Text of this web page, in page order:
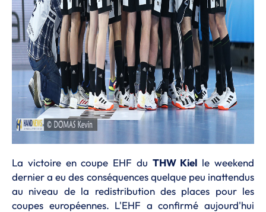
La victoire en coupe EHF du THW Kiel le weekend
dernier a eu des conséquences quelque peu inattendus
au niveau de la redistribution des places pour les
coupes européennes. L'EHF a confirmé aujourd'hui